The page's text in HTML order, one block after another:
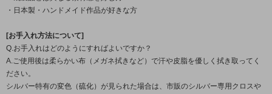
・日本製・ハンドメイド作品が好きな方
[お手入れ方法について]
Q.お手入れはどのようにすればよいですか？
A.ご使用後は柔らかい布（メガネ拭きなど）で汗や皮脂を優しく拭き取ってく
ださい。
シルバー特有の変色（硫化）が見られた場合は、市販のシルバー専用クロスや